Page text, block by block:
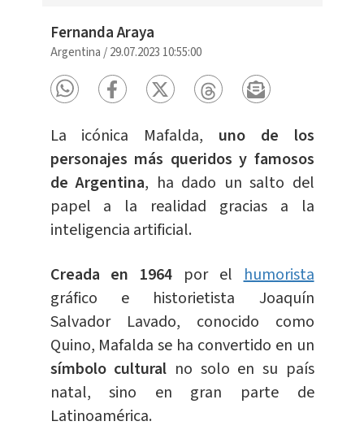
Fernanda Araya
Argentina /29.07.2023 10:55:00
La icónica Mafalda, uno de los
personajes más queridos y famosos
de Argentina, ha dado un salto del
papel a la realidad gracias a la
inteligencia artificial.
Creada en 1964 por elhumorista
gráfico e historietista Joaquín
Salvador Lavado, conocido como
Quino, Mafalda se ha convertido en un
símbolo cultural no solo en su país
natal, sino en gran parte de
Latinoamérica.